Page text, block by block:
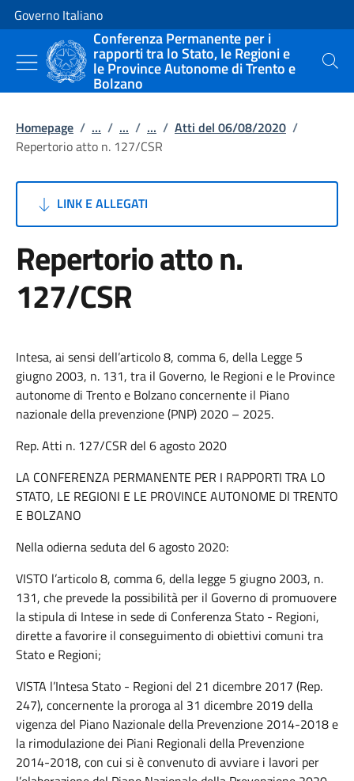
Vai al contenuto
Vai alla navigazione del sito
Governo Italiano
Conferenza Permanente per i
rapporti tra lo Stato, le Regioni e
le Province Autonome di Trento e
Bolzano
Cerca
Homepage / ... / ... / ... / Atti del 06/08/2020 /
Repertorio atto n. 127/CSR
LINK E ALLEGATI
Repertorio atto n.
127/CSR
Intesa, ai sensi dell’articolo 8, comma 6, della Legge 5
giugno 2003, n. 131, tra il Governo, le Regioni e le Province
autonome di Trento e Bolzano concernente il Piano
nazionale della prevenzione (PNP) 2020 – 2025.
Rep. Atti n. 127/CSR del 6 agosto 2020
LA CONFERENZA PERMANENTE PER I RAPPORTI TRA LO
STATO, LE REGIONI E LE PROVINCE AUTONOME DI TRENTO
E BOLZANO
Nella odierna seduta del 6 agosto 2020:
VISTO l’articolo 8, comma 6, della legge 5 giugno 2003, n.
131, che prevede la possibilità per il Governo di promuovere
la stipula di Intese in sede di Conferenza Stato - Regioni,
dirette a favorire il conseguimento di obiettivi comuni tra
Stato e Regioni;
VISTA l’Intesa Stato - Regioni del 21 dicembre 2017 (Rep.
247), concernente la proroga al 31 dicembre 2019 della
vigenza del Piano Nazionale della Prevenzione 2014-2018 e
la rimodulazione dei Piani Regionali della Prevenzione
2014-2018, con cui si è convenuto di avviare i lavori per